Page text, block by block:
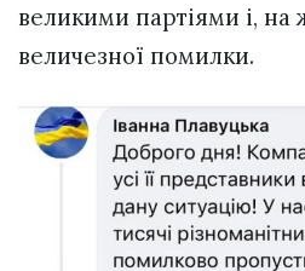
великими партіями і, на
величезної помилки.